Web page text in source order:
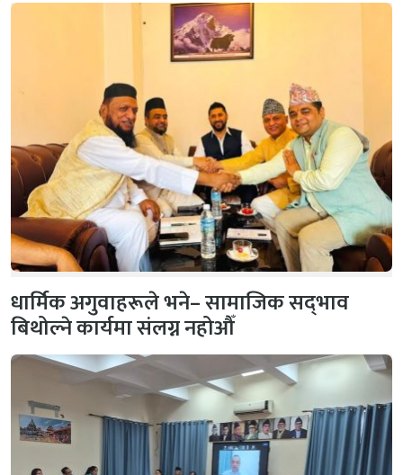
धार्मिक अगुवाहरूले भने– सामाजिक सद्‌भाव
बिथोल्ने कार्यमा संलग्न नहोऔँ